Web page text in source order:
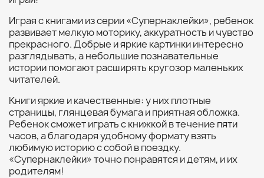
Играя с книгами из серии «Супернаклейки», ребенок
развивает мелкую моторику, аккуратность и чувство
прекрасного. Добрые и яркие картинки интересно
разглядывать, а небольшие познавательные
истории помогают расширять кругозор маленьких
читателей.
Книги яркие и качественные: у них плотные
страницы, глянцевая бумага и приятная обложка.
Ребенок сможет играть с книжкой в течение пяти
часов, а благодаря удобному формату взять
любимую историю с собой в поездку.
«Супернаклейки» точно понравятся и детям, и их
родителям!